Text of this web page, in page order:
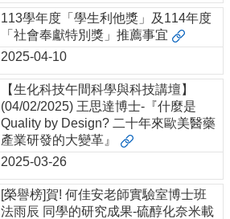
113學年度「學生利他獎」及114年度
「社會奉獻特別獎」推薦事宜
2025-04-10
【生化科技午間科學與科技講壇】
(04/02/2025) 王思達博士-『什麼是
Quality by Design? 二十年來歐美醫藥
產業研發的大變革』
2025-03-26
[榮譽榜]賀! 何佳安老師實驗室博士班
法雨辰 同學的研究成果-硫醇化奈米載